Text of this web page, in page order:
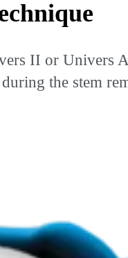
II or Univers
the stem